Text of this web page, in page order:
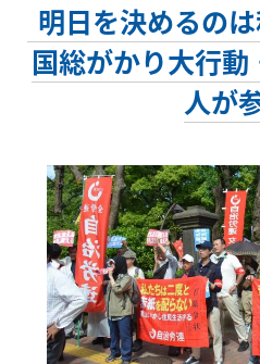
明日を決めるの
国総がかり大行
人が